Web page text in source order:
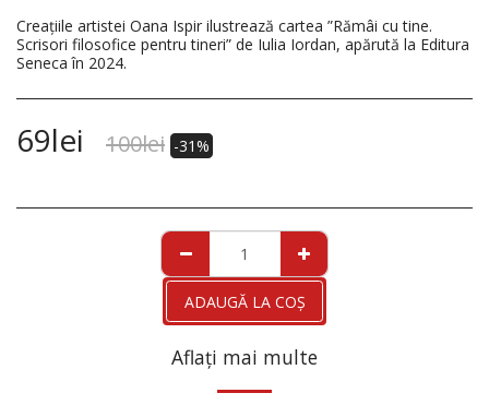
Creațiile artistei Oana Ispir ilustrează cartea ”Rămâi cu tine.
Scrisori filosofice pentru tineri” de Iulia Iordan, apărută la Editura
Seneca în 2024.
69lei 100lei -31%
ADAUGĂ LA COŞ
Aflați mai multe